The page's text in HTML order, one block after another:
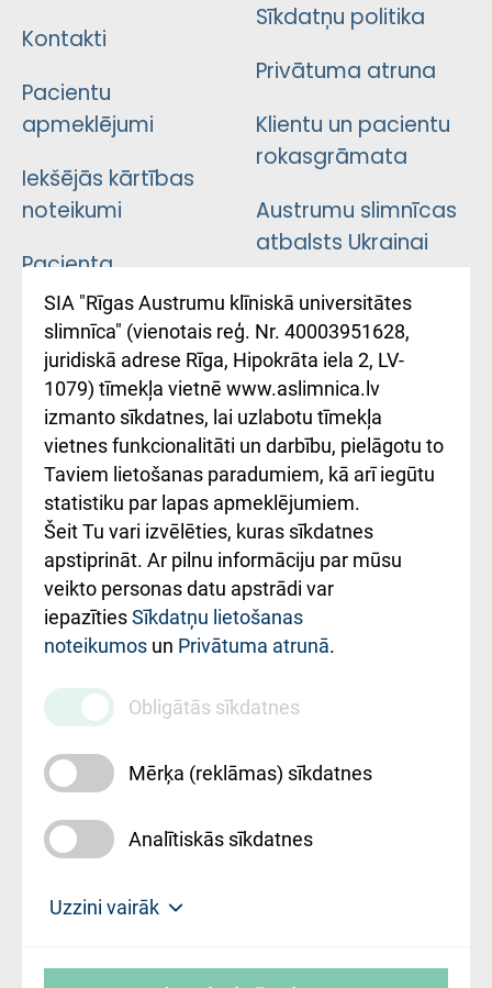
Kontakti
Pacientu
apmeklējumi
Iekšējās kārtības
noteikumi
Pacienta
atsauksmju/sūdzību
iesniegšanas
kārtība
Kā pie mums nokļūt
Rēķinu apmaksas
ceļvedis
Rekvizīti un
ārstniecības
iestādes kods
010000234
Maksas
pakalpojumu
cenrādis
Sīkdatņu politika
Privātuma atruna
Klientu un pacientu
rokasgrāmata
Austrumu slimnīcas
atbalsts Ukrainai
Підтримка Східної
лікарні та співпраця з
Україною
SIA "Rīgas Austrumu klīniskā universitātes
slimnīca" (vienotais reģ. Nr. 40003951628,
juridiskā adrese Rīga, Hipokrāta iela 2, LV-
1079) tīmekļa vietnē www.aslimnica.lv
izmanto sīkdatnes, lai uzlabotu tīmekļa
vietnes funkcionalitāti un darbību, pielāgotu to
Taviem lietošanas paradumiem, kā arī iegūtu
statistiku par lapas apmeklējumiem.
Šeit Tu vari izvēlēties, kuras sīkdatnes
apstiprināt. Ar pilnu informāciju par mūsu
veikto personas datu apstrādi var
iepazītiesSīkdatņu lietošanas
noteikumos un Privātuma atrunā.
Obligātās sīkdatnes
Mērķa (reklāmas) sīkdatnes
Analītiskās sīkdatnes
Uzzini vairāk